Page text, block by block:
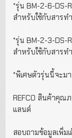
*รุ่น BM-2-6-DS-
สําหรับใช้กับสารทํ
*รุ่น BM-2-3-DS-
สําหรับใช้กับสารทํ
*พิเศษตัวรุ่นนี้จะม
REFCO สินค้าคุณ
แลนด์
สอบถามข้อมูลเพิ่ม